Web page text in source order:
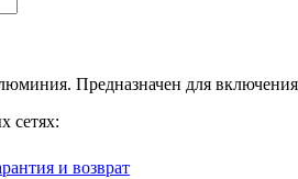
Предназначен для
сетях:
и возврат